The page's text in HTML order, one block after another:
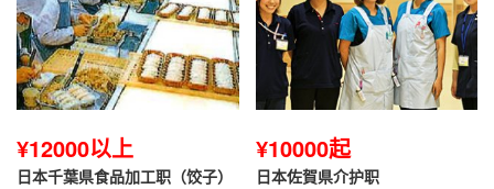
¥12000以上
日本千葉県食品加工职（饺子）
¥10000起
日本佐賀県介护职